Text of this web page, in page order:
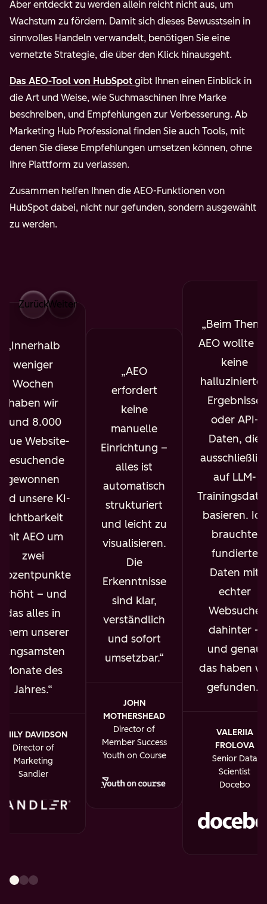
Aber entdeckt zu werden allein reicht nicht aus, um
Wachstum zu fördern. Damit sich dieses Bewusstsein in
sinnvolles Handeln verwandelt, benötigen Sie eine
vernetzte Strategie, die über den Klick hinausgeht.
Das AEO-Tool von HubSpot gibt Ihnen einen Einblick in
die Art und Weise, wie Suchmaschinen Ihre Marke
beschreiben, und Empfehlungen zur Verbesserung. Ab
Marketing Hub Professional finden Sie auch Tools, mit
denen Sie diese Empfehlungen umsetzen können, ohne
Ihre Plattform zu verlassen.
Zusammen helfen Ihnen die AEO-Funktionen von
HubSpot dabei, nicht nur gefunden, sondern ausgewählt
zu werden.
ZurückWeiter
Innerhalb
weniger
Wochen
haben wir
rund 8.000
Website-
Besuchende
gewonnen
unsere KI-
Sichtbarkeit
mit AEO um
zwei
erhöht – und
das alles in
unserer
langsamsten
Monate des
Jahres.
DAVIDSON
Director of
Marketing
Sandler
AEO
erfordert
keine
manuelle
Einrichtung –
alles ist
automatisch
strukturiert
und leicht zu
visualisieren.
Die
Erkenntnisse
sind klar,
verständlich
und sofort
umsetzbar.
JOHN
MOTHERSHEAD
Director of
Member Success
Youth on Course
Beim
AEO wollte
keine
Ergebnisse
oder API-
Daten, die
auf LLM-
basieren. Ich
brauchte
fundierte
Daten mit
echter
Websuche
dahinter –
und genau
das haben
gefunden.
VALERIIA
FROLOVA
Senior Data
Scientist
Docebo